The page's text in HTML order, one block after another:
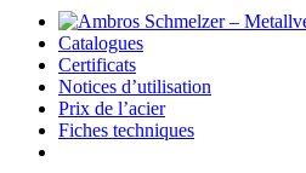
Catalogues
Certificats
Notices d’utilisation
Prix de l’acier
Fiches techniques